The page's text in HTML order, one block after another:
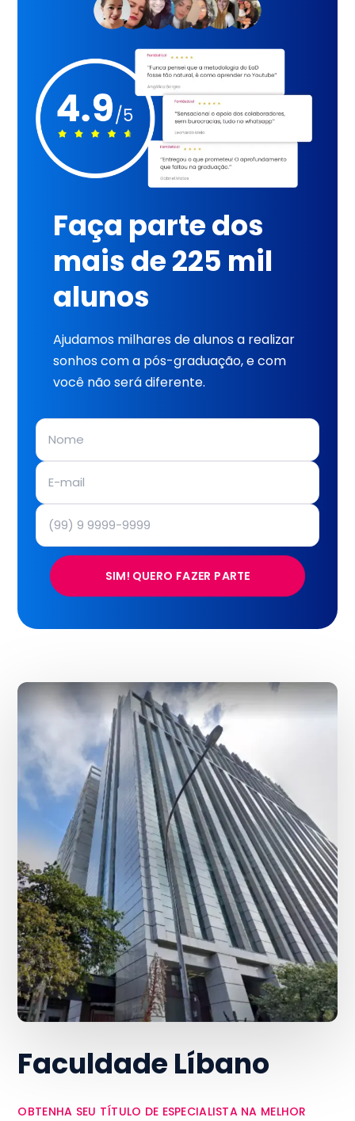
Faça parte dos
mais de 225 mil
alunos
Ajudamos milhares de alunos a realizar
sonhos com a pós-graduação, e com
você não será diferente.
SIM! QUERO FAZER PARTE
Faculdade Líbano
OBTENHA SEU TÍTULO DE ESPECIALISTA NA MELHOR